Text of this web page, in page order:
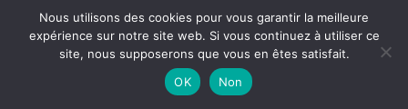
Mentions légales
Confidentialité
CGU Entreprises
Nous utilisons des cookies pour vous garantir la meilleure
expérience sur notre site web. Si vous continuez à utiliser ce
site, nous supposerons que vous en êtes satisfait.
OK
Non